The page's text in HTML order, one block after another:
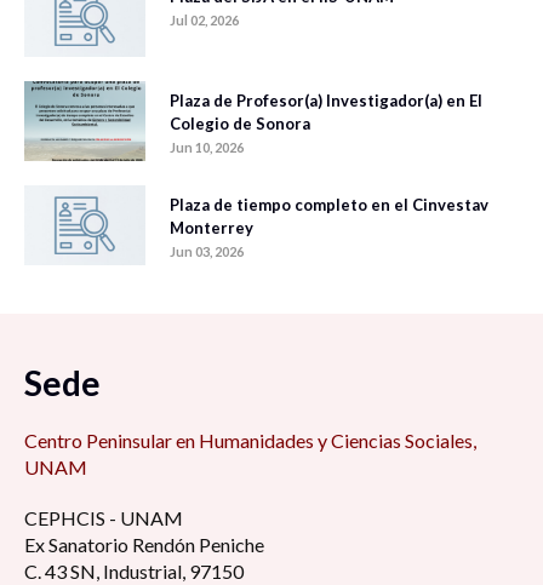
Jul 02, 2026
Plaza de Profesor(a) Investigador(a) en El
Colegio de Sonora
Jun 10, 2026
Plaza de tiempo completo en el Cinvestav
Monterrey
Jun 03, 2026
Sede
Centro Peninsular en Humanidades y Ciencias Sociales,
UNAM
CEPHCIS - UNAM
Ex Sanatorio Rendón Peniche
C. 43 SN, Industrial, 97150